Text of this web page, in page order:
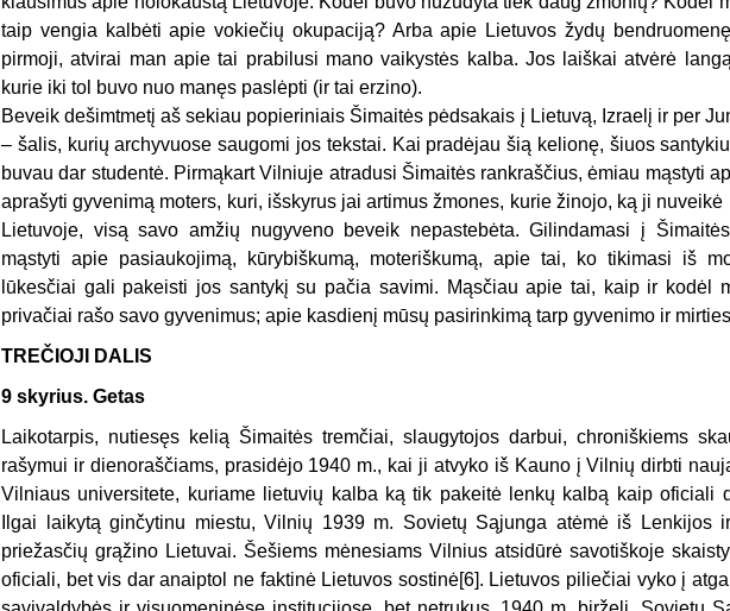
taip vengia kalbėti apie vokiečių okupaciją? Arba apie Lietuvos žydų
pirmoji, atvirai man apie tai prabilusi mano vaikystės kalba. Jos laiškai atvėrė
kurie iki tol buvo nuo manęs paslėpti (ir tai erzino).
Beveik dešimtmetį aš sekiau popieriniais Šimaitės pėdsakais į Lietuvą, Izraelį ir per
– šalis, kurių archyvuose saugomi jos tekstai. Kai pradėjau šią kelionę, šiuos
buvau dar studentė. Pirmąkart Vilniuje atradusi Šimaitės rankraščius, ėmiau mąstyti
aprašyti gyvenimą moters, kuri, išskyrus jai artimus žmones, kurie žinojo, ką ji nuveikė
Lietuvoje, visą savo amžių nugyveno beveik nepastebėta. Gilindamasi į
mąstyti apie pasiaukojimą, kūrybiškumą, moteriškumą, apie tai, ko tikimasi iš
lūkesčiai gali pakeisti jos santykį su pačia savimi. Mąsčiau apie tai, kaip ir kodėl
privačiai rašo savo gyvenimus; apie kasdienį mūsų pasirinkimą tarp gyvenimo ir
TREČIOJI DALIS
9 skyrius. Getas
Laikotarpis, nutiesęs kelią Šimaitės tremčiai, slaugytojos darbui, chroniškiems
rašymui ir dienoraščiams, prasidėjo 1940 m., kai ji atvyko iš Kauno į Vilnių dirbti
Vilniaus universitete, kuriame lietuvių kalba ką tik pakeitė lenkų kalbą kaip oficiali
Ilgai laikytą ginčytinu miestu, Vilnių 1939 m. Sovietų Sąjunga atėmė iš Lenkijos
priežasčių grąžino Lietuvai. Šešiems mėnesiams Vilnius atsidūrė savotiškoje
oficiali, bet vis dar anaiptol ne faktinė Lietuvos sostinė[6]. Lietuvos piliečiai vyko į